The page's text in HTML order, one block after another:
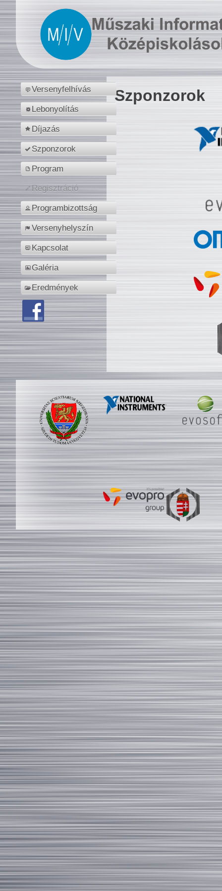
Versenyfelhívás
Lebonyolítás
Díjazás
Szponzorok
Program
Regisztráció
Programbizottság
Versenyhelyszín
Kapcsolat
Galéria
Eredmények
Szponzorok